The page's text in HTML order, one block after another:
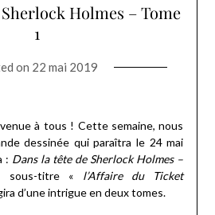
Holmes – Tome
1
on 22 mai 2019
à tous ! Cette semaine, nous
dessinée qui paraîtra le 24 mai
: Dans la tête de Sherlock Holmes –
sous-titre « l’Affaire du Ticket
d’une intrigue en deux tomes.